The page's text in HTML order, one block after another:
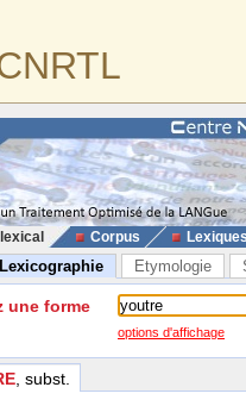
Corpus
Lexicographie Etymologie
une forme
options d'affichage
, subst.